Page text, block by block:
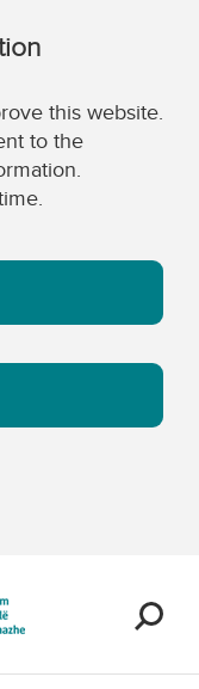
this website.
to the